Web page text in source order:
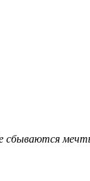
сбываются